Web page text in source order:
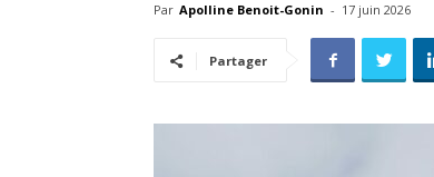
Par Apolline Benoit-Gonin - 17 juin 2026
Partager